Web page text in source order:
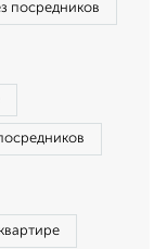
посредников